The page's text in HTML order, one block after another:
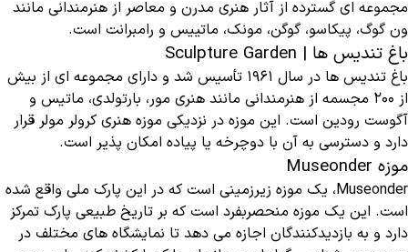
مجموعه ای گسترده از آثار هنری مدرن و معاصر از هنرمندانی مانند
ون گوگ، پیکاسو، گوگن، مونک، ماتییس و رامبرانت است.
باغ تندیس ها | Sculpture Garden
باغ تندیس ها در سال ۱۹۶۱ تأسیس شد و دارای مجموعه ای از بیش
از ۲۰۰ مجسمه از هنرمندانی مانند هنری مور، بارتولدی، ماتیس و
آگوست رودین است. این موزه در نزدیکی موزه هنری کرولر مولر قرار
دارد و دسترسی به آن با دوچرخه یا پیاده امکان پذیر است.
موزه Museonder
Museonder، یک موزه زیرزمینی است که در این پارک ملی واقع شده
است. این یک موزه منحصربفرد است که بر تاریخ طبیعی پارک تمرکز
دارد و به بازدیدکنندگان اجازه می دهد تا نمایشگاه های مختلف در